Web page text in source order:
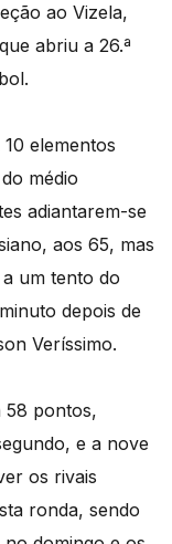
ao Vizela,
abriu a 26.ª
elementos
médio
adiantarem-se
aos 65, mas
um tento do
depois de
Veríssimo.
58 pontos,
e a nove
os rivais
ronda, sendo